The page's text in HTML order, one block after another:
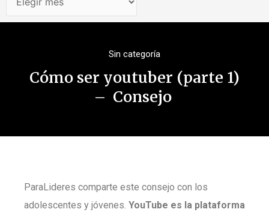
Sin categoría
Cómo ser youtuber (parte 1)
– Consejo
ParaLideres comparte este consejo con los
adolescentes y jóvenes. YouTube es la plataforma